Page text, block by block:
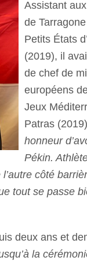
Assistant
de
Petits États
(2019), il
de chef de
européens
Jeux
Patras
honneur
Pékin.
côté
tout se passe
deux ans et
la